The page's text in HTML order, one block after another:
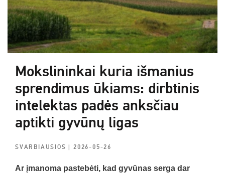
Mokslininkai kuria išmanius
sprendimus ūkiams: dirbtinis
intelektas padės anksčiau
aptikti gyvūnų ligas
SVARBIAUSIOS| 2026-05-26
Ar įmanoma pastebėti, kad gyvūnas serga dar